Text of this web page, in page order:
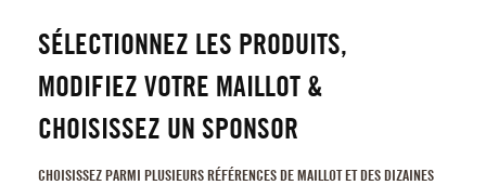
SÉLECTIONNEZ LES PRODUITS,
MODIFIEZ VOTRE MAILLOT &
CHOISISSEZ UN SPONSOR
CHOISISSEZ PARMI PLUSIEURS RÉFÉRENCES DE MAILLOT ET DES DIZAINES